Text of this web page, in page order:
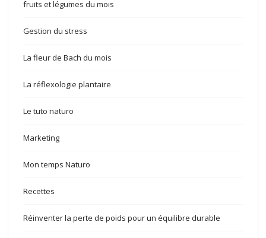
fruits et légumes du mois
Gestion du stress
La fleur de Bach du mois
La réflexologie plantaire
Le tuto naturo
Marketing
Mon temps Naturo
Recettes
Réinventer la perte de poids pour un équilibre durable